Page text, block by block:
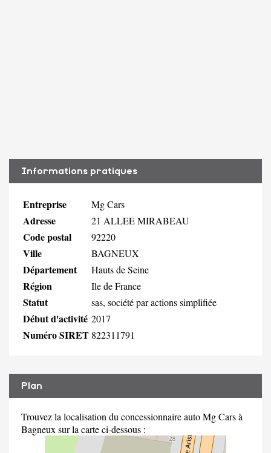
Informations pratiques
Entreprise Mg Cars
Adresse 21 ALLEE MIRABEAU
Code postal 92220
Ville BAGNEUX
Département Hauts de Seine
Région Ile de France
Statut sas, société par actions simplifiée
Début d'activité 2017
Numéro SIRET 822311791
Plan
Trouvez la localisation du concessionnaire auto Mg Cars à
Bagneux sur la carte ci-dessous :